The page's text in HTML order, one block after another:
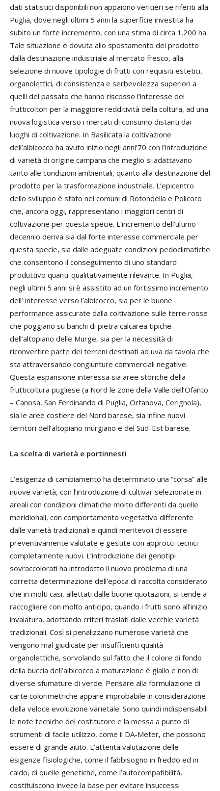
dati statistici disponibili non appaiono veritieri se riferiti alla
Puglia, dove negli ultimi 5 anni la superficie investita ha
subito un forte incremento, con una stima di circa 1.200 ha.
Tale situazione è dovuta allo spostamento del prodotto
dalla destinazione industriale al mercato fresco, alla
selezione di nuove tipologie di frutti con requisiti estetici,
organolettici, di consistenza e serbevolezza superiori a
quelli del passato che hanno riscosso l’interesse dei
frutticoltori per la maggiore redditività della coltura, ad una
nuova logistica verso i mercati di consumo distanti dai
luoghi di coltivazione. In Basilicata la coltivazione
dell’albicocco ha avuto inizio negli anni’70 con l’introduzione
di varietà di origine campana che meglio si adattavano
tanto alle condizioni ambientali, quanto alla destinazione del
prodotto per la trasformazione industriale. L’epicentro
dello sviluppo è stato nei comuni di Rotondella e Policoro
che, ancora oggi, rappresentano i maggiori centri di
coltivazione per questa specie. L’incremento dell’ultimo
decennio deriva sia dal forte interesse commerciale per
questa specie, sia dalle adeguate condizioni pedoclimatiche
che consentono il conseguimento di uno standard
produttivo quanti-qualitativamente rilevante. In Puglia,
negli ultimi 5 anni si è assistito ad un fortissimo incremento
dell’ interesse verso l’albicocco, sia per le buone
performance assicurate dalla coltivazione sulle terre rosse
che poggiano su banchi di pietra calcarea tipiche
dell’altopiano delle Murge, sia per la necessità di
riconvertire parte dei terreni destinati ad uva da tavola che
sta attraversando congiunture commerciali negative.
Questa espansione interessa sia aree storiche della
frutticoltura pugliese (a Nord le zone della Valle dell’Ofanto
– Canosa, San Ferdinando di Puglia, Ortanova, Cerignola),
sia le aree costiere del Nord barese, sia infine nuovi
territori dell’altopiano murgiano e del Sud-Est barese.
La scelta di varietà e portinnesti
L’esigenza di cambiamento ha determinato una “corsa” alle
nuove varietà, con l’introduzione di cultivar selezionate in
areali con condizioni climatiche molto differenti da quelle
meridionali, con comportamento vegetativo differente
dalle varietà tradizionali e quindi meritevoli di essere
preventivamente valutate e gestite con approcci tecnici
completamente nuovi. L’introduzione dei genotipi
sovraccolorati ha introdotto il nuovo problema di una
corretta determinazione dell’epoca di raccolta considerato
che in molti casi, allettati dalle buone quotazioni, si tende a
raccogliere con molto anticipo, quando i frutti sono all’inizio
invaiatura, adottando criteri traslati dalle vecchie varietà
tradizionali. Così si penalizzano numerose varietà che
vengono mal giudicate per insufficienti qualità
organolettiche, sorvolando sul fatto che il colore di fondo
della buccia dell’albicocco a maturazione è giallo e non di
diverse sfumature di verde. Pensare alla formulazione di
carte colorimetriche appare improbabile in considerazione
della veloce evoluzione varietale. Sono quindi indispensabili
le note tecniche del costitutore e la messa a punto di
strumenti di facile utilizzo, come il DA-Meter, che possono
essere di grande aiuto. L’attenta valutazione delle
esigenze fisiologiche, come il fabbisogno in freddo ed in
caldo, di quelle genetiche, come l’autocompatibilità,
costituiscono invece la base per evitare insuccessi